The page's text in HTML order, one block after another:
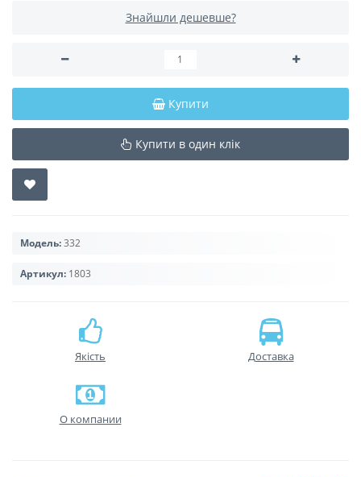
Знайшли дешевше?
Купити
Купити в один клік
Модель:332
Артикул: 1803
Якість Доставка
О компании